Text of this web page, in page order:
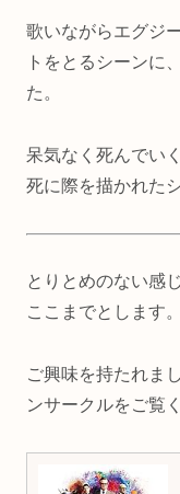
歌いながらエグジ
トをとるシーンに
た。
呆気なく死んでい
死に際を描かれた
とりとめのない感
ここまでとします。
ご興味を持たれま
ンサークルをご覧